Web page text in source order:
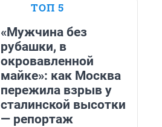
ТОП 5
«Мужчина без
рубашки, в
окровавленной
майке»: как Москва
пережила взрыв у
сталинской высотки
— репортаж